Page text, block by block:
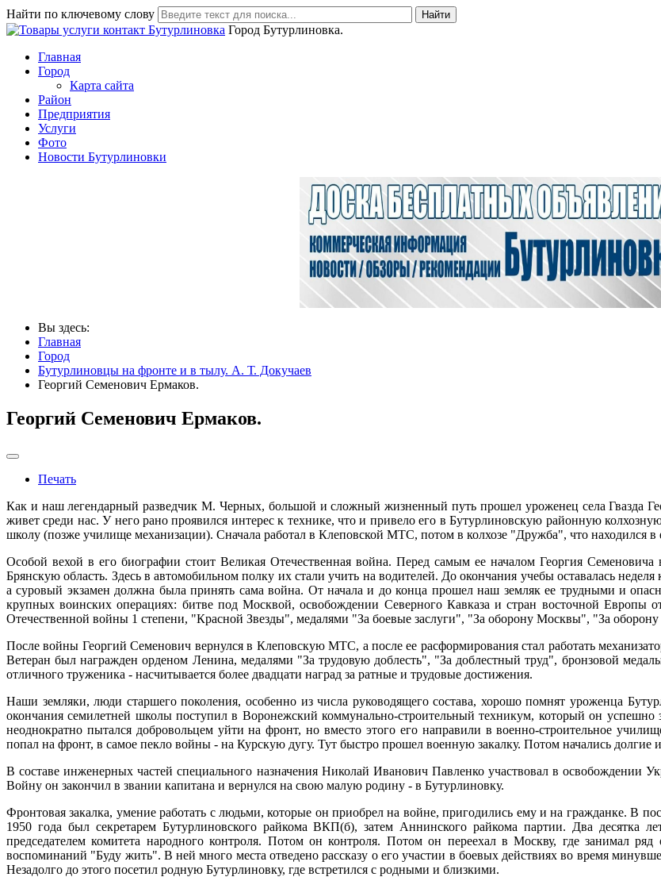
Найти по ключевому слову Найти
Город Бутурлиновка.
Главная
Город
Карта сайта
Район
Предприятия
Услуги
Фото
Новости Бутурлиновки
Вы здесь:
Главная
Город
Бутурлиновцы на фронте и в тылу. А. Т. Докучаев
Георгий Семенович Ермаков.
Георгий Семенович Ермаков.
Печать
Как и наш легендарный разведчик М. Черных, большой и сложный жизненный путь прошел уроженец села Гвазда
живет среди нас. У него рано проявился интерес к технике, что и привело его в Бутурлиновскую районную
школу (позже училище механизации). Сначала работал в Клеповской МТС, потом в колхозе "Дружба", что находился в
Особой вехой в его биографии стоит Великая Отечественная война. Перед самым ее началом Георгия
Брянскую область. Здесь в автомобильном полку их стали учить на водителей. До окончания учебы оставалась
а суровый экзамен должна была принять сама война. От начала и до конца прошел наш земляк ее трудными и
крупных воинских операциях: битве под Москвой, освобождении Северного Кавказа и стран восточной Европы
Отечественной войны 1 степени, "Красной Звезды", медалями "За боевые заслуги", "За оборону Москвы", "За оборону
После войны Георгий Семенович вернулся в Клеповскую МТС, а после ее расформирования стал работать
Ветеран был награжден орденом Ленина, медалями "За трудовую доблесть", "За доблестный труд", бронзовой
отличного труженика - насчитывается более двадцати наград за ратные и трудовые достижения.
Наши земляки, люди старшего поколения, особенно из числа руководящего состава, хорошо помнят уроженца
окончания семилетней школы поступил в Воронежский коммунально-строительный техникум, который он
неоднократно пытался добровольцем уйти на фронт, но вместо этого его направили в военно-строительное
попал на фронт, в самое пекло войны - на Курскую дугу. Тут быстро прошел военную закалку. Потом начались
В составе инженерных частей специального назначения Николай Иванович Павленко участвовал в
Войну он закончил в звании капитана и вернулся на свою малую родину - в Бутурлиновку.
Фронтовая закалка, умение работать с людьми, которые он приобрел на войне, пригодились ему и на гражданке. В
1950 года был секретарем Бутурлиновского райкома ВКП(б), затем Аннинского райкома партии. Два десятка
председателем комитета народного контроля. Потом он контроля. Потом он переехал в Москву, где занимал
воспоминаний "Буду жить". В ней много места отведено рассказу о его участии в боевых действиях во время
Незадолго до этого посетил родную Бутурлиновку, где встретился с родными и близкими.